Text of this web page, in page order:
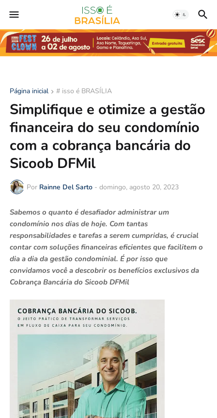
Página inicial # isso é BRASÍLIA
Simplifique e otimize a gestão
financeira do seu condomínio
com a cobrança bancária do
Sicoob DFMil
Por Rainne Del Sarto - domingo, agosto 20, 2023
Sabemos o quanto é desafiador administrar um
condomínio nos dias de hoje. Com tantas
responsabilidades e tarefas a serem cumpridas, é crucial
contar com soluções financeiras eficientes que facilitem o
dia a dia da gestão condominial. É por isso que
convidamos você a descobrir os benefícios exclusivos da
Cobrança Bancária do Sicoob DFMil